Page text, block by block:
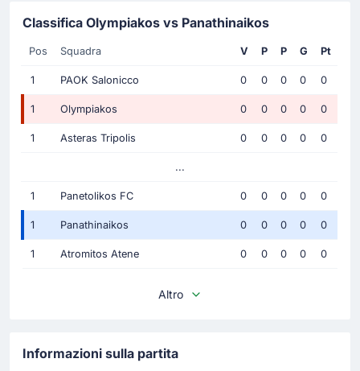
Classifica Olympiakos vs Panathinaikos
Pos Squadra V P P G Pt
1 PAOK Salonicco 0 0 0 0 0
1 Olympiakos 0 0 0 0 0
1 Asteras Tripolis 0 0 0 0 0
...
1 Panetolikos FC 0 0 0 0 0
1 Panathinaikos 0 0 0 0 0
1 Atromitos Atene 0 0 0 0 0
Altro
Informazioni sulla partita